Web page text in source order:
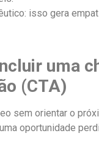
isso gera
uma
(CTA)
sem orientar o
oportunidade